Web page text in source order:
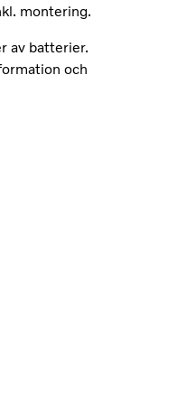
montering.
av batterier.
och